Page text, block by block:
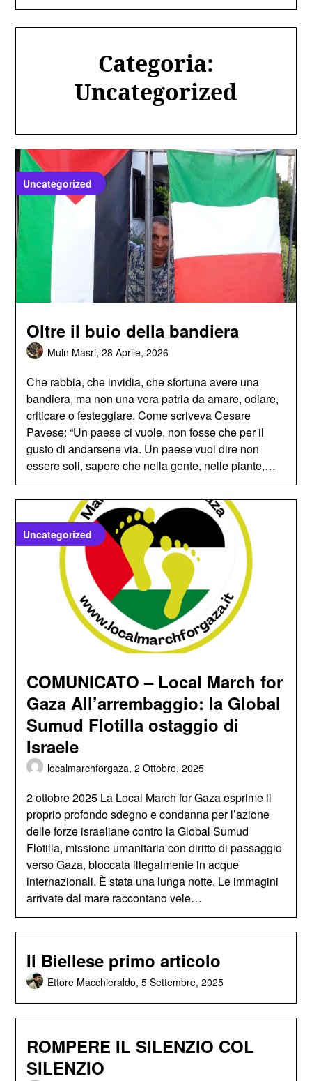
Categoria:
Uncategorized
Uncategorized
Oltre il buio della bandiera
Muin Masri,28 Aprile, 2026
Che rabbia, che invidia, che sfortuna avere una
bandiera, ma non una vera patria da amare, odiare,
criticare o festeggiare. Come scriveva Cesare
Pavese: “Un paese ci vuole, non fosse che per il
gusto di andarsene via. Un paese vuol dire non
essere soli, sapere che nella gente, nelle piante,…
Uncategorized
COMUNICATO – Local March for
Gaza All’arrembaggio: la Global
Sumud Flotilla ostaggio di
Israele
localmarchforgaza,2 Ottobre, 2025
2 ottobre 2025 La Local March for Gaza esprime il
proprio profondo sdegno e condanna per l’azione
delle forze israeliane contro la Global Sumud
Flotilla, missione umanitaria con diritto di passaggio
verso Gaza, bloccata illegalmente in acque
internazionali. È stata una lunga notte. Le immagini
arrivate dal mare raccontano vele…
Il Biellese primo articolo
Ettore Macchieraldo,5 Settembre, 2025
ROMPERE IL SILENZIO COL
SILENZIO